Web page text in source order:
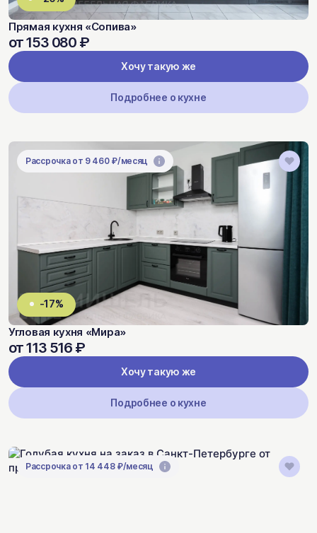
Прямая кухня «Сопива»
от 153 080 ₽
Хочу такую же
Подробнее о кухне
Рассрочка от 9 460 ₽/месяц
-17%
Угловая кухня «Мира»
от 113 516 ₽
Хочу такую же
Подробнее о кухне
Рассрочка от 14 448 ₽/месяц